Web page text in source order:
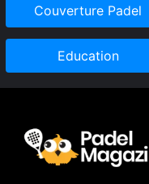
Couverture Padel
Education